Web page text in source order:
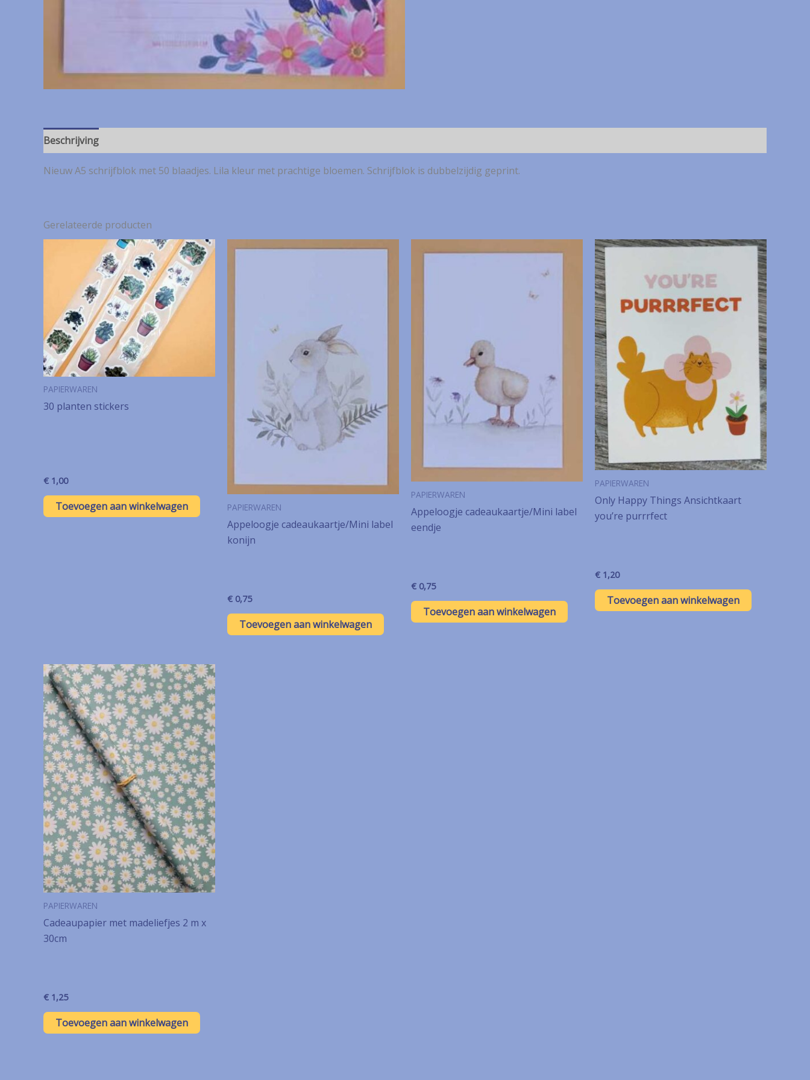
Beschrijving
Nieuw A5 schrijfblok met 50 blaadjes. Lila kleur met prachtige bloemen. Schrijfblok is dubbelzijdig geprint.
Gerelateerde producten
PAPIERWAREN
30 planten stickers
€ 1,00
Toevoegen aan winkelwagen PAPIERWAREN
Appeloogje cadeaukaartje/Mini label
konijn
€ 0,75
Toevoegen aan winkelwagen
PAPIERWAREN
Appeloogje cadeaukaartje/Mini label
eendje
€ 0,75
Toevoegen aan winkelwagen
PAPIERWAREN
Only Happy Things Ansichtkaart
you’re purrrfect
€ 1,20
Toevoegen aan winkelwagen
PAPIERWAREN
Cadeaupapier met madeliefjes 2 m x
30cm
€ 1,25
Toevoegen aan winkelwagen